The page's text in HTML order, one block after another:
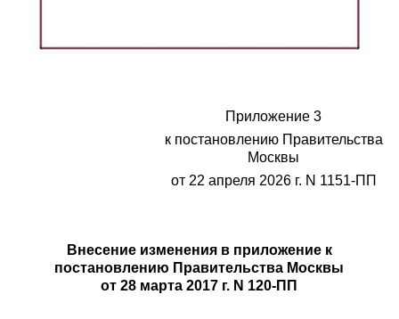
Приложение 3
к постановлению Правительства
Москвы
от 22 апреля 2026 г. N 1151-ПП
Внесение изменения в приложение к
постановлению Правительства Москвы
от 28 марта 2017 г. N 120-ПП